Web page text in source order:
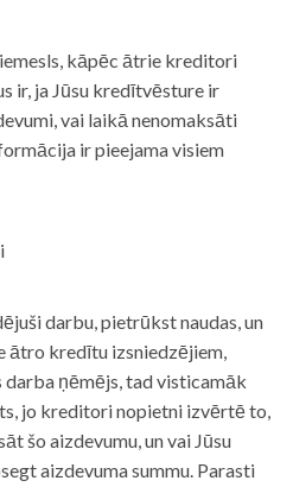
kāpēc ātrie kreditori
ir, ja Jūsu kredītvēsture ir
vai laikā nenomaksāti
ir pieejama visiem
darbu, pietrūkst naudas, un
ātro kredītu izsniedzējiem,
darba ņēmējs, tad visticamāk
jo kreditori nopietni izvērtē to,
šo aizdevumu, un vai Jūsu
aizdevuma summu. Parasti